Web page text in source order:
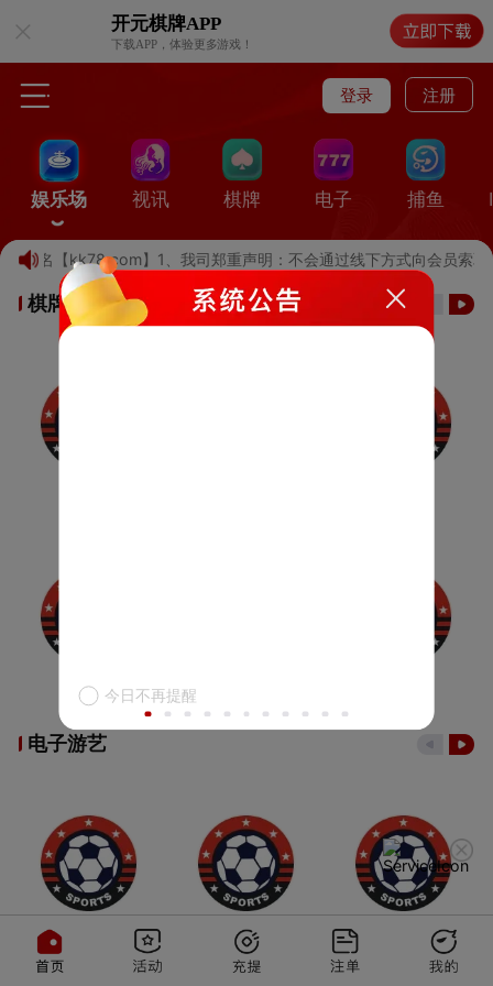
开元棋牌APP
下载APP，体验更多游戏！
登录 注册
娱乐场 视讯 棋牌 电子 捕鱼
域名【kk78.com】1、我司郑重声明：不会通过线下方式向会员索
棋牌游戏
电子游艺
今日不再提醒